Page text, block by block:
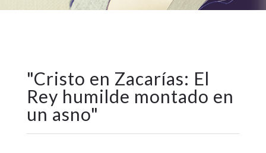
"Cristo en Zacarías: El
Rey humilde montado en
un asno"